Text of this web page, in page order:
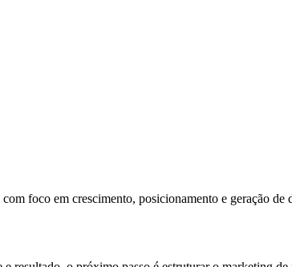
foco em crescimento, posicionamento e geração de